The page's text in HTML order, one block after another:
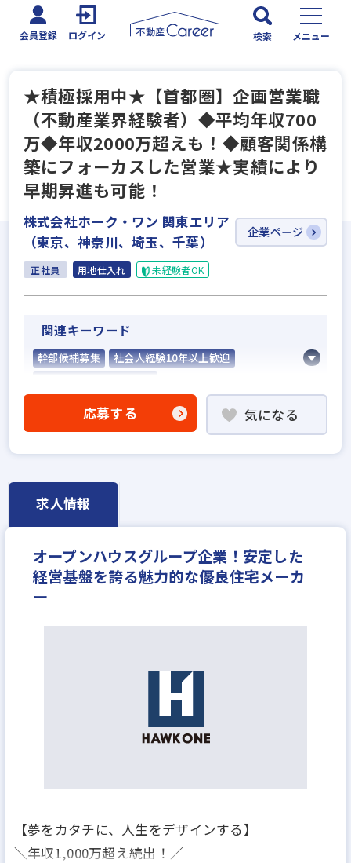
会員登録 ログイン 検索 メニュー
★積極採用中★【首都圏】企画営業職
（不動産業界経験者）◆平均年収700
万◆年収2000万超えも！◆顧客関係構
築にフォーカスした営業★実績により
早期昇進も可能！
株式会社ホーク・ワン 関東エリア
（東京、神奈川、埼玉、千葉）
企業ページ
正社員 用地仕入れ 未経験者OK
関連キーワード
幹部候補募集
社会人経験10年以上歓迎
高級賃貸仲介営業の経験者歓迎
固定給35万円以上
上場企業のグループ会社
研修制度あり
転勤なし
残業少ない
女性が活躍中
完全週休2日
年間休日120日以上
年収600万円
月給35万円
応募する 気になる
求人情報
オープンハウスグループ企業！安定した
経営基盤を誇る魅力的な優良住宅メーカ
ー
【夢をカタチに、人生をデザインする】
＼年収1,000万超え続出！／